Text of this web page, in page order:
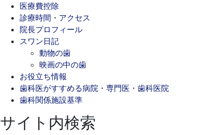
医療費控除
診療時間・アクセス
院長プロフィール
スワン日記
動物の歯
映画の中の歯
お役立ち情報
歯科医がすすめる病院・専門医・歯科医院
歯科関係施設基準
サイト内検索